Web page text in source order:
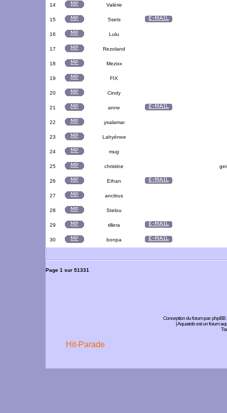
14 Valérie
15 5sets
16 Lulu
17 Rezoland
18 Mezixx
19 FIX
20 Cindy
21 anne
22 ysalamar
23 Lahyènee
24 mug
25 christine
26 Ethan
27 ancitrus
28 Stelou
29 tillera
30 bonpa
Page 1 sur 51331
Conception du forum par:phpBB
| Aquariolo est un forum